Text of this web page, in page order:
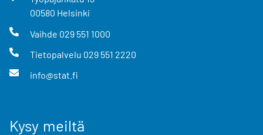
00580 Helsinki
Vaihde 029 551 1000
Tietopalvelu 029 551 2220
info@stat.fi
Kysy meiltä